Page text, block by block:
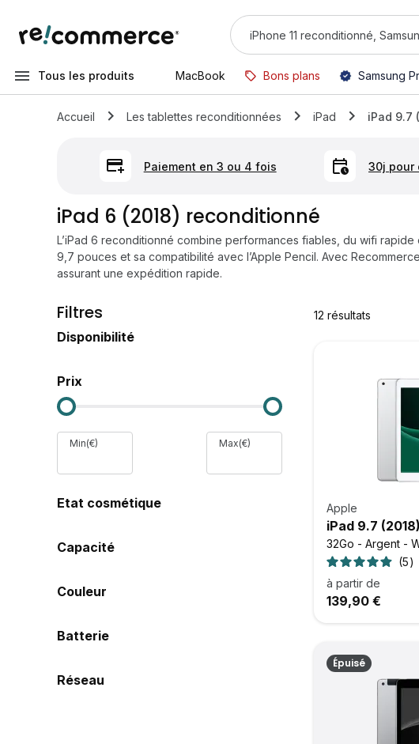
Tous les produits MacBook Bons plans Samsung
Accueil Les tablettes reconditionnées iPad iPad 9.7
Paiement en 3 ou 4 fois 30j pour
iPad 6 (2018) reconditionné
L’iPad 6 reconditionné combine performances fiables, du wifi
9,7 pouces et sa compatibilité avec l’Apple Pencil. Avec
assurant une expédition rapide.
12 résultats
Apple
iPad 9.7 (2018)
32Go - Argent -
5
à partir de
139,90 €
Épuisé
Filtres
Disponibilité
Prix
Min(€) Max(€)
Etat cosmétique
Capacité
Couleur
Batterie
Réseau